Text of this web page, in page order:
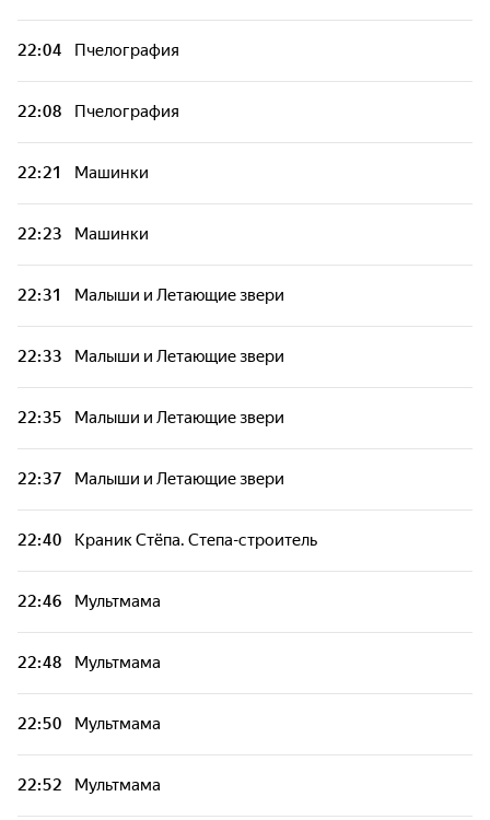
22:04 Пчелография
22:08 Пчелография
22:21 Машинки
22:23 Машинки
22:31 Малыши и Летающие звери
22:33 Малыши и Летающие звери
22:35 Малыши и Летающие звери
22:37 Малыши и Летающие звери
22:40 Краник Стёпа. Степа-строитель
22:46 Мультмама
22:48 Мультмама
22:50 Мультмама
22:52 Мультмама